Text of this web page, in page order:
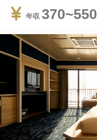
年収 370~550